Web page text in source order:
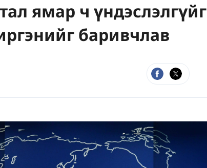
ямар ч
баривчлав